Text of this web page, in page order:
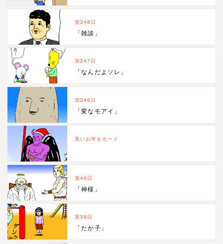
第248日
「雑談」
第247日
「なんだよソレ」
第246日
「変なモアイ」
良いお年をカード
第40日
「神様」
第38日
「たか子」